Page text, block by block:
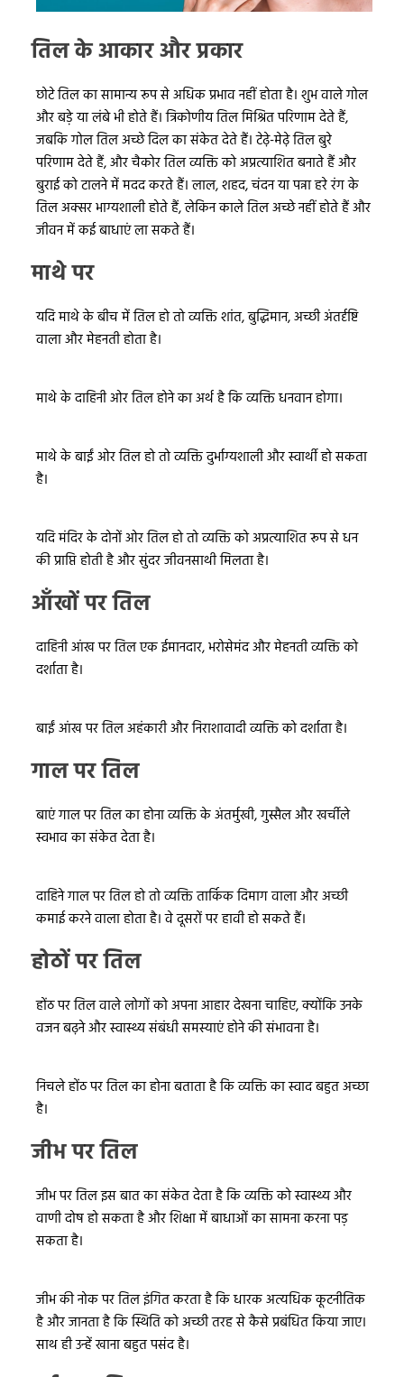
तिल के आकार और प्रकार
छोटे तिल का सामान्य रूप से अधिक प्रभाव नहीं होता है। शुभ वाले गोल
और बड़े या लंबे भी होते हैं। त्रिकोणीय तिल मिश्रित परिणाम देते हैं,
जबकि गोल तिल अच्छे दिल का संकेत देते हैं। टेढ़े-मेढ़े तिल बुरे
परिणाम देते हैं, और चैकोर तिल व्यक्ति को अप्रत्याशित बनाते हैं और
बुराई को टालने में मदद करते हैं। लाल, शहद, चंदन या पन्ना हरे रंग के
तिल अक्सर भाग्यशाली होते हैं, लेकिन काले तिल अच्छे नहीं होते हैं और
जीवन में कई बाधाएं ला सकते हैं।
माथे पर
यदि माथे के बीच में तिल हो तो व्यक्ति शांत, बुद्धिमान, अच्छी अंतर्दृष्टि
वाला और मेहनती होता है।
माथे के दाहिनी ओर तिल होने का अर्थ है कि व्यक्ति धनवान होगा।
माथे के बाईं ओर तिल हो तो व्यक्ति दुर्भाग्यशाली और स्वार्थी हो सकता
है।
यदि मंदिर के दोनों ओर तिल हो तो व्यक्ति को अप्रत्याशित रूप से धन
की प्राप्ति होती है और सुंदर जीवनसाथी मिलता है।
आँखों पर तिल
दाहिनी आंख पर तिल एक ईमानदार, भरोसेमंद और मेहनती व्यक्ति को
दर्शाता है।
बाईं आंख पर तिल अहंकारी और निराशावादी व्यक्ति को दर्शाता है।
गाल पर तिल
बाएं गाल पर तिल का होना व्यक्ति के अंतर्मुखी, गुस्सैल और खर्चीले
स्वभाव का संकेत देता है।
दाहिने गाल पर तिल हो तो व्यक्ति तार्किक दिमाग वाला और अच्छी
कमाई करने वाला होता है। वे दूसरों पर हावी हो सकते हैं।
होठों पर तिल
होंठ पर तिल वाले लोगों को अपना आहार देखना चाहिए, क्योंकि उनके
वजन बढ़ने और स्वास्थ्य संबंधी समस्याएं होने की संभावना है।
निचले होंठ पर तिल का होना बताता है कि व्यक्ति का स्वाद बहुत अच्छा
है।
जीभ पर तिल
जीभ पर तिल इस बात का संकेत देता है कि व्यक्ति को स्वास्थ्य और
वाणी दोष हो सकता है और शिक्षा में बाधाओं का सामना करना पड़
सकता है।
जीभ की नोक पर तिल इंगित करता है कि धारक अत्यधिक कूटनीतिक
है और जानता है कि स्थिति को अच्छी तरह से कैसे प्रबंधित किया जाए।
साथ ही उन्हें खाना बहुत पसंद है।